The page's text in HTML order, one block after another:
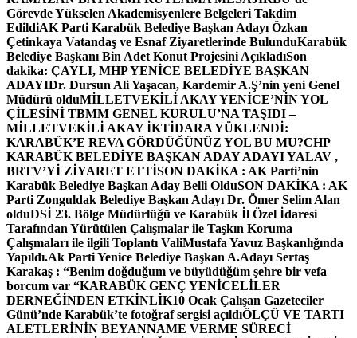
Görevde Yükselen Akademisyenlere Belgeleri Takdim
EdildiAK Parti Karabük Belediye Başkan Adayı Özkan
Çetinkaya Vatandaş ve Esnaf Ziyaretlerinde BulunduKarabük
Belediye Başkanı Bin Adet Konut Projesini AçıkladıSon
dakika: ÇAYLI, MHP YENİCE BELEDİYE BAŞKAN
ADAYIDr. Dursun Ali Yaşacan, Kardemir A.Ş’nin yeni Genel
Müdürü olduMİLLETVEKİLİ AKAY YENİCE’NİN YOL
ÇİLESİNİ TBMM GENEL KURULU’NA TAŞIDI –
MİLLETVEKİLİ AKAY İKTİDARA YÜKLENDİ:
KARABÜK’E REVA GÖRDÜĞÜNÜZ YOL BU MU?CHP
KARABÜK BELEDİYE BAŞKAN ADAY ADAYI YALAV ,
BRTV’Yİ ZİYARET ETTİSON DAKİKA : AK Parti’nin
Karabük Belediye Başkan Aday Belli OlduSON DAKİKA : AK
Parti Zonguldak Belediye Başkan Adayı Dr. Ömer Selim Alan
olduDSİ 23. Bölge Müdürlüğü ve Karabük İl Özel İdaresi
Tarafından Yürütülen Çalışmalar ile Taşkın Koruma
Çalışmaları ile ilgili Toplantı ValiMustafa Yavuz Başkanlığında
Yapıldı.Ak Parti Yenice Belediye Başkan A.Adayı Sertaş
Karakaş : “Benim doğduğum ve büyüdüğüm şehre bir vefa
borcum var “KARABÜK GENÇ YENİCELİLER
DERNEĞİNDEN ETKİNLİK10 Ocak Çalışan Gazeteciler
Günü’nde Karabük’te fotoğraf sergisi açıldıÖLÇÜ VE TARTI
ALETLERİNİN BEYANNAME VERME SÜRECİ